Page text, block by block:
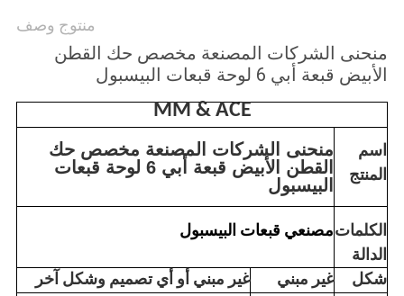
منتوج وصف
منحنى الشركات المصنعة مخصص حك القطن
الأبيض قبعة أبي 6 لوحة قبعات البيسبول
MM & ACE
اسم
المنتج
منحنى الشركات المصنعة مخصص حك
القطن الأبيض قبعة أبي 6 لوحة قبعات
البيسبول
الكلمات
الدالة
مصنعي قبعات البيسبول
شكل غير مبني
غير مبني أو أي تصميم وشكل آخر